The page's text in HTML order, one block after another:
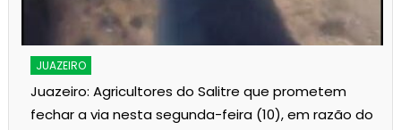
JUAZEIRO
Juazeiro: Agricultores do Salitre que prometem
fechar a via nesta segunda-feira (10), em razão do